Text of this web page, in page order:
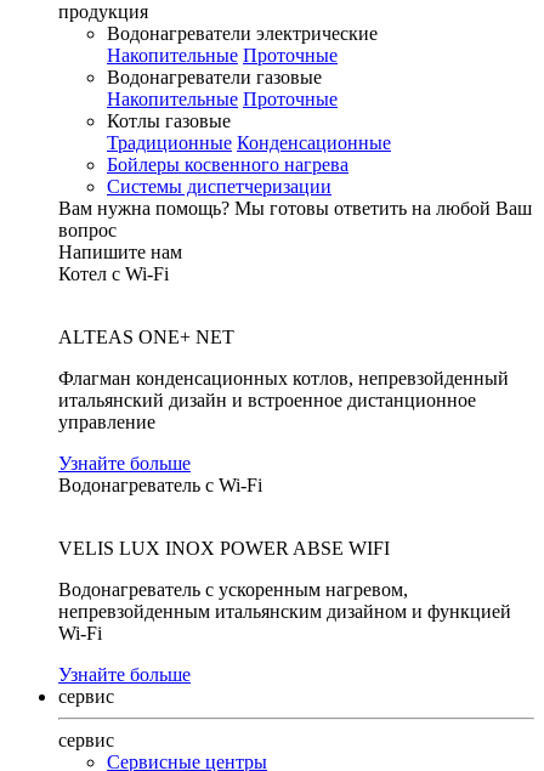
продукция
Водонагреватели электрические
Накопительные Проточные
Водонагреватели газовые
Накопительные Проточные
Котлы газовые
Традиционные Конденсационные
Бойлеры косвенного нагрева
Системы диспетчеризации
Вам нужна помощь? Мы готовы ответить на любой Ваш
вопрос
Напишите нам
Котел с Wi-Fi
ALTEAS ONE+ NET
Флагман конденсационных котлов, непревзойденный
итальянский дизайн и встроенное дистанционное
управление
Узнайте больше
Водонагреватель с Wi-Fi
VELIS LUX INOX POWER ABSE WIFI
Водонагреватель с ускоренным нагревом,
непревзойденным итальянским дизайном и функцией
Wi-Fi
Узнайте больше
сервис
сервис
Сервисные центры